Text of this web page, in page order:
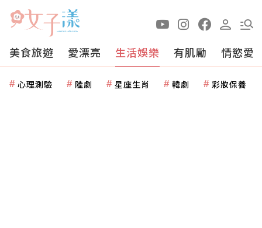
美食旅遊 愛漂亮 生活娛樂 有肌勵 情慾愛
心理測驗 陸劇 星座生肖 韓劇 彩妝保養